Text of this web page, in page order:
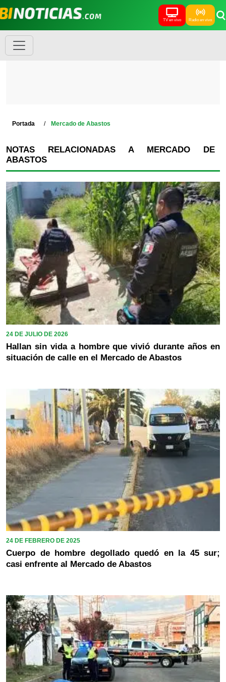
TV en vivo Radio en vivo
Portada Mercado de Abastos
NOTAS RELACIONADAS A MERCADO DE
ABASTOS
24 DE JULIO DE 2026
Hallan sin vida a hombre que vivió durante años en
situación de calle en el Mercado de Abastos
24 DE FEBRERO DE 2025
Cuerpo de hombre degollado quedó en la 45 sur;
casi enfrente al Mercado de Abastos